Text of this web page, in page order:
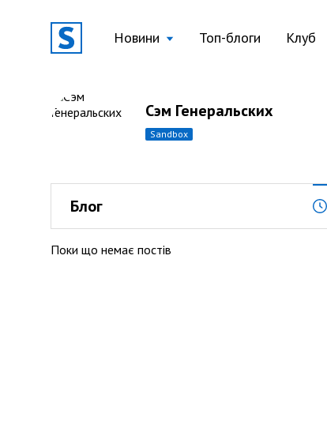
Новини Топ-блоги Клуб
Сэм Генеральских
sandbox
Блог
Поки що немає постів